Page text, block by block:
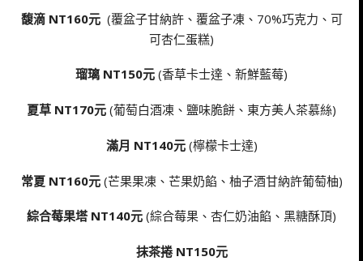
馥滴 NT160元(覆盆子甘納許、覆盆子凍、70%巧克力、可
可杏仁蛋糕)
瑠璃 NT150元 (香草卡士達、新鮮藍莓)
夏草 NT170元 (葡萄白酒凍、鹽味脆餅、東方美人茶慕絲)
滿月 NT140元 (檸檬卡士達)
常夏 NT160元 (芒果果凍、芒果奶餡、柚子酒甘納許葡萄柚)
綜合莓果塔 NT140元 (綜合莓果、杏仁奶油餡、黑糖酥頂)
抹茶捲 NT150元